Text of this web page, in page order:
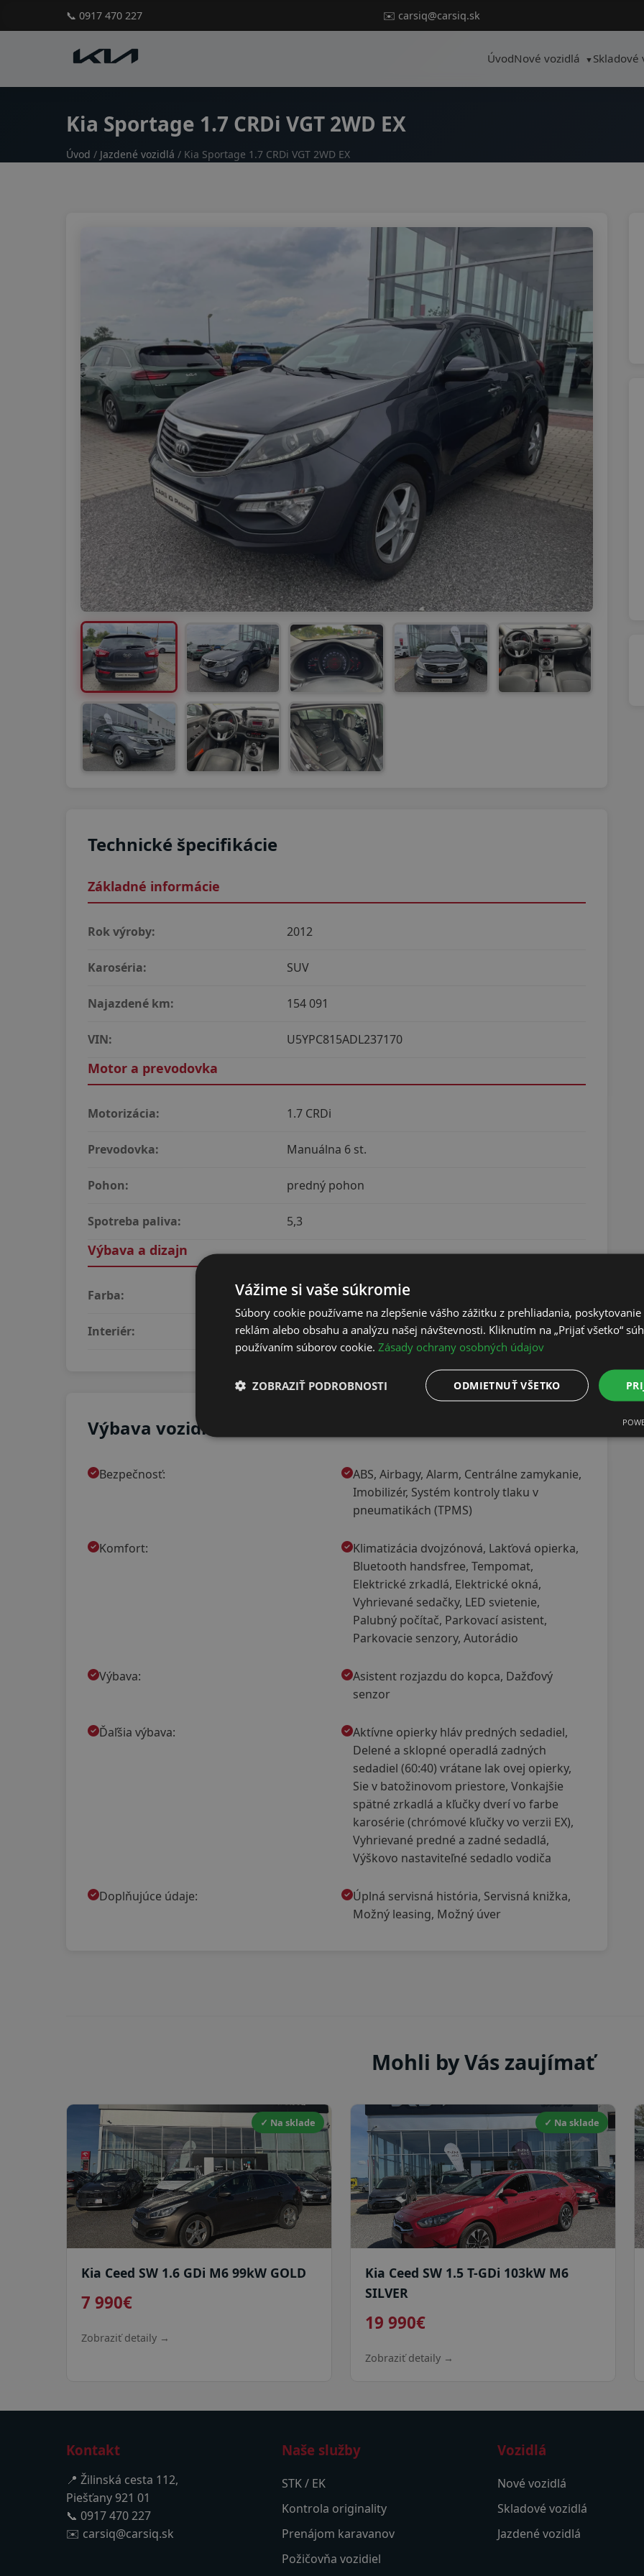
📞 0917 470 227 ✉️ carsiq@carsiq.sk
ÚvodNové vozidlá Skladové
Kia Sportage 1.7 CRDi VGT 2WD EX
Úvod / Jazdené vozidlá / Kia Sportage 1.7 CRDi VGT 2WD EX
Technické špecifikácie
Základné informácie
Rok výroby: 2012
Karoséria: SUV
Najazdené km: 154 091
VIN: U5YPC815ADL237170
Motor a prevodovka
Motorizácia: 1.7 CRDi
Prevodovka: Manuálna 6 st.
Pohon: predný pohon
Spotreba paliva: 5,3
Výbava a dizajn
Farba: šedá
Interiér: čierny
Výbava vozidla
Bezpečnosť:
ABS, Airbagy, Alarm, Centrálne zamykanie,
Imobilizér, Systém kontroly tlaku v
pneumatikách (TPMS)
Komfort:
Klimatizácia dvojzónová, Lakťová opierka,
Bluetooth handsfree, Tempomat,
Elektrické zrkadlá, Elektrické okná,
Vyhrievané sedačky, LED svietenie,
Palubný počítač, Parkovací asistent,
Parkovacie senzory, Autorádio
Výbava:
Asistent rozjazdu do kopca, Dažďový
senzor
Ďaľšia výbava:
Aktívne opierky hláv predných sedadiel,
Delené a sklopné operadlá zadných
sedadiel (60:40) vrátane lak ovej opierky,
Sie v batožinovom priestore, Vonkajšie
spätné zrkadlá a kľučky dverí vo farbe
karosérie (chrómové kľučky vo verzii EX),
Vyhrievané predné a zadné sedadlá,
Výškovo nastaviteľné sedadlo vodiča
Doplňujúce údaje:
Úplná servisná história, Servisná knižka,
Možný leasing, Možný úver
Mohli by Vás zaujímať
✓ Na sklade
Kia Ceed SW 1.6 GDi M6 99kW GOLD
7 990€
Zobraziť detaily →
✓ Na sklade
Kia Ceed SW 1.5 T-GDi 103kW M6
SILVER
19 990€
Zobraziť detaily →
Kontakt
📍 Žilinská cesta 112,
Piešťany 921 01
📞 0917 470 227
✉️ carsiq@carsiq.sk
Naše služby
STK / EK
Kontrola originality
Prenájom karavanov
Požičovňa vozidiel
Vozidlá
Nové vozidlá
Skladové vozidlá
Jazdené vozidlá
Vážime si vaše súkromie
Súbory cookie používame na zlepšenie vášho zážitku z prehliadania,
reklám alebo obsahu a analýzu našej návštevnosti. Kliknutím na „Prijať všetko“
používaním súborov cookie. Zásady ochrany osobných údajov
ODMIETNUŤ VŠETKO
ZOBRAZIŤ PODROBNOSTI